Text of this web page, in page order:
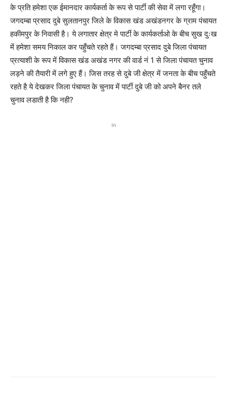
के प्रति हमेशा एक ईमानदार कार्यकर्ता के रूप से पार्टी की सेवा में लगा रहूँगा।
जगदम्बा प्रसाद दुबे सुलतानपुर जिले के विकास खंड अखंडनगर के ग्राम पंचायत
हकीमपुर के निवासी है। ये लगातार क्षेत्र मे पार्टी के कार्यकर्ताओ के बीच सुख दुःख
में हमेशा समय निकाल कर पहुँचते रहते हैं। जगदम्बा प्रसाद दुबे जिला पंचायत
प्रत्याशी के रूप में विकास खंड अखंड नगर की वार्ड नं 1 से जिला पंचायत चुनाव
लड़ने की तैयारी में लगे हुए हैं। जिस तरह से दुबे जी क्षेत्र में जनता के बीच पहुँचते
रहते है ये देखकर जिला पंचायत के चुनाव में पार्टी दुबे जी को अपने बैनर तले
चुनाव लडाती है कि नही?
In